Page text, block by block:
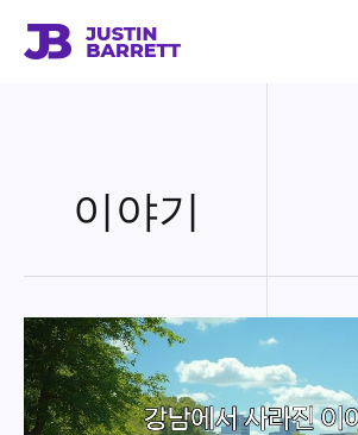
이야기